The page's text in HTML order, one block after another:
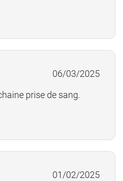
06/03/2025
prise de sang.
01/02/2025